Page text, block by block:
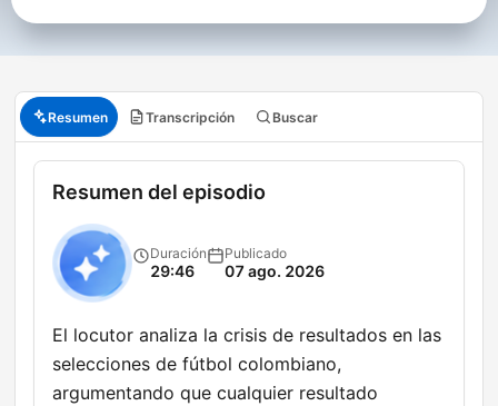
Resumen Transcripción Buscar
Resumen del episodio
Duración
29:46
Publicado
07 ago. 2026
El locutor analiza la crisis de resultados en las
selecciones de fútbol colombiano,
argumentando que cualquier resultado